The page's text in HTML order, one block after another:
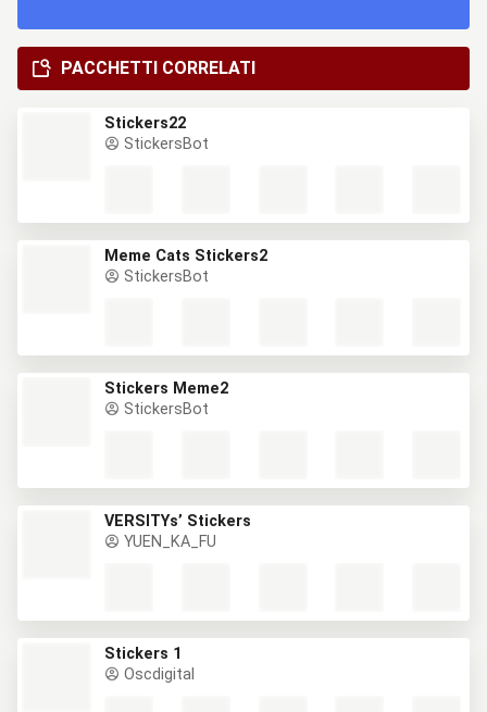
PACCHETTI CORRELATI
Stickers22
StickersBot
Meme Cats Stickers2
StickersBot
Stickers Meme2
StickersBot
VERSITYs’ Stickers
YUEN_KA_FU
Stickers 1
Oscdigital